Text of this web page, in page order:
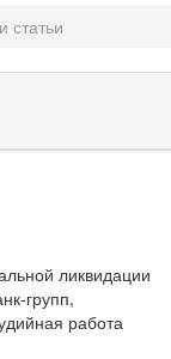
статьи
ликвидации
групп,
работа